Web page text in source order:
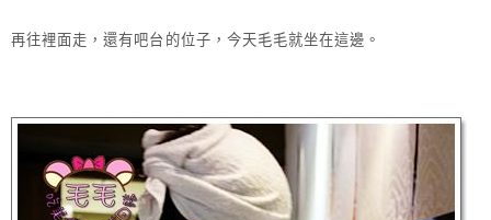
再往裡面走，還有吧台的位子，今天毛毛就坐在這邊。